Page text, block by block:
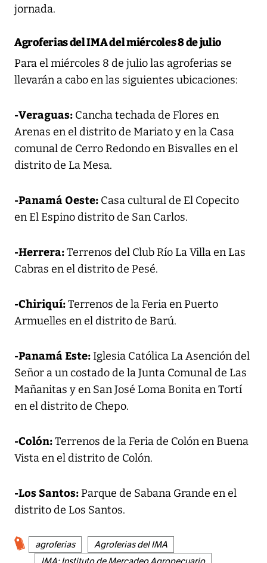
jornada.
Agroferias del IMA del miércoles 8 de julio
Para el miércoles 8 de julio las agroferias se
llevarán a cabo en las siguientes ubicaciones:
-Veraguas: Cancha techada de Flores en
Arenas en el distrito de Mariato y en la Casa
comunal de Cerro Redondo en Bisvalles en el
distrito de La Mesa.
-Panamá Oeste: Casa cultural de El Copecito
en El Espino distrito de San Carlos.
-Herrera:Terrenos del Club Río La Villa en Las
Cabras en el distrito de Pesé.
-Chiriquí:Terrenos de la Feria en Puerto
Armuelles en el distrito de Barú.
-Panamá Este:Iglesia Católica La Asención del
Señor a un costado de la Junta Comunal de Las
Mañanitas y en San José Loma Bonita en Tortí
en el distrito de Chepo.
-Colón:Terrenos de la Feria de Colón en Buena
Vista en el distrito de Colón.
-Los Santos:Parque de Sabana Grande en el
distrito de Los Santos.
agroferias
Agroferias del IMA